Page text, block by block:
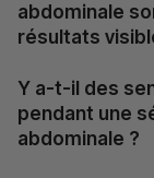
abdominale
résultats
Y a-t-il des
pendant une
abdominale ?